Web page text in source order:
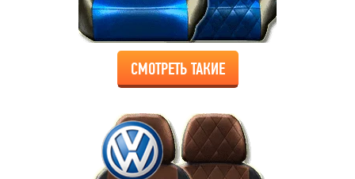
СМОТРЕТЬ ТАКИЕ